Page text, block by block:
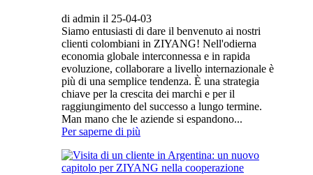
di admin il 25-04-03
Siamo entusiasti di dare il benvenuto ai nostri
clienti colombiani in ZIYANG! Nell'odierna
economia globale interconnessa e in rapida
evoluzione, collaborare a livello internazionale è
più di una semplice tendenza. È una strategia
chiave per la crescita dei marchi e per il
raggiungimento del successo a lungo termine.
Man mano che le aziende si espandono...
Per saperne di più